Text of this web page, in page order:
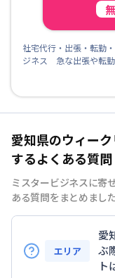
社宅代行・出張・転勤
ジネス 急な出張や転
愛知県のウィー
するよくある質問
ミスタービジネスに寄
ある質問をまとめました
エリア
愛
ぶ
ト